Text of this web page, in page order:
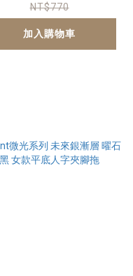
NT$770
加入購物車